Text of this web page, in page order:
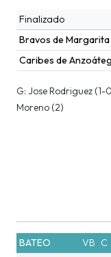
Finalizado
Bravos de Margarita
Caribes de
G: Jose Rodriguez
Moreno (2)
BATEO VB C